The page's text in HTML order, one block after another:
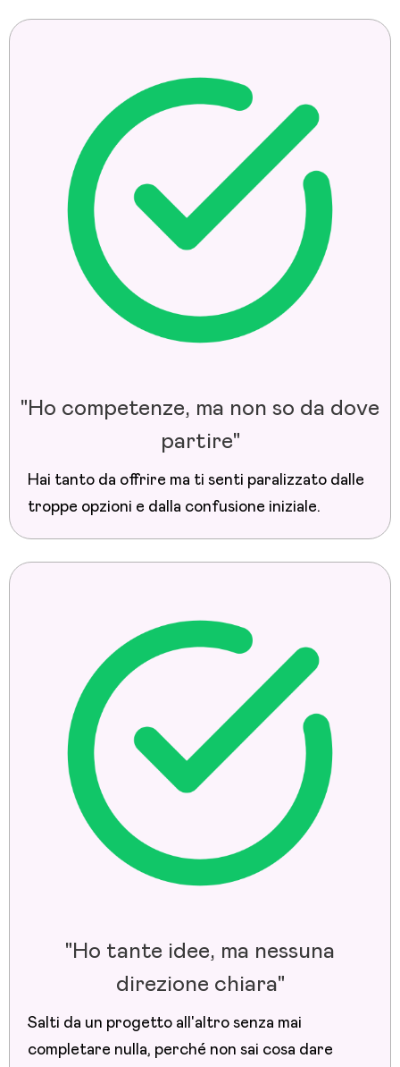
"Ho competenze, ma non so da dove
partire"
Hai tanto da offrire ma ti senti paralizzato dalle
troppe opzioni e dalla confusione iniziale.
"Ho tante idee, ma nessuna
direzione chiara"
Salti da un progetto all'altro senza mai
completare nulla, perché non sai cosa dare